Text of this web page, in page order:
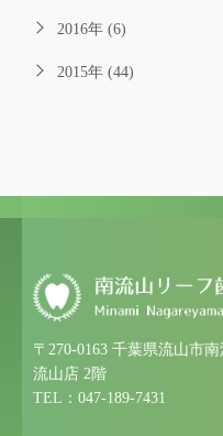
2016年 (6)
2015年 (44)
〒270-0163 千葉県流山市
流山店 2階
TEL：047-189-7431